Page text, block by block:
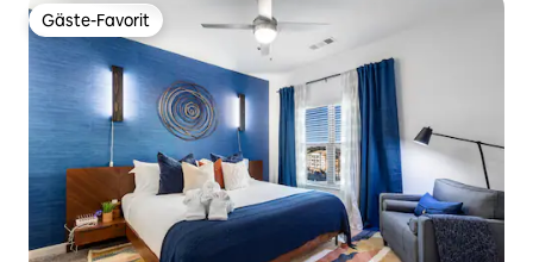
Gäste-Favorit
Gäste-Favorit